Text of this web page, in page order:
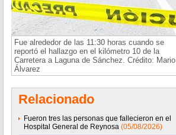
Fue alrededor de las 11:30 horas cuando se
reportó el hallazgo en el kilómetro 10 de la
Carretera a Laguna de Sánchez. Crédito: Mario
Álvarez
Relacionado
Fueron tres las personas que fallecieron en el
Hospital General de Reynosa (05/08/2026)